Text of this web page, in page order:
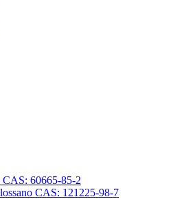
CAS: 60665-85-2
CAS: 121225-98-7